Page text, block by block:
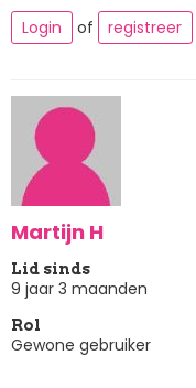
Login
of registreer
Martijn H
Lid sinds
9 jaar 3 maanden
Rol
Gewone gebruiker